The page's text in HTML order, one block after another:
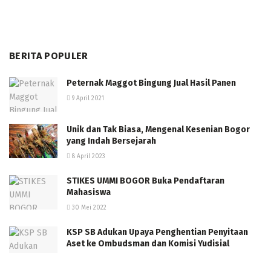
BERITA POPULER
Peternak Maggot Bingung Jual Hasil Panen
9 April 2021
Unik dan Tak Biasa, Mengenal Kesenian Bogor
yang Indah Bersejarah
8 April 2023
STIKES UMMI BOGOR Buka Pendaftaran
Mahasiswa
30 Mei 2022
KSP SB Adukan Upaya Penghentian Penyitaan
Aset ke Ombudsman dan Komisi Yudisial